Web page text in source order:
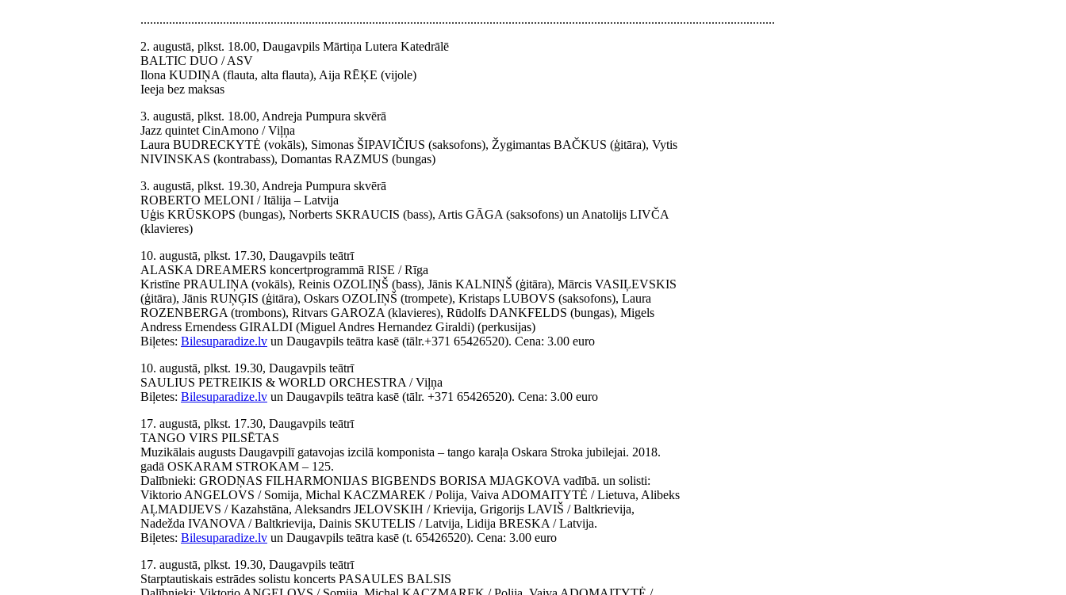
........................................................................................................................................................................................................
2. augustā, plkst. 18.00, Daugavpils Mārtiņa Lutera Katedrālē
BALTIC DUO / ASV
Ilona KUDIŅA (flauta, alta flauta), Aija RĒĶE (vijole)
Ieeja bez maksas
3. augustā, plkst. 18.00, Andreja Pumpura skvērā
Jazz quintet CinAmono / Viļņa
Laura BUDRECKYTĖ (vokāls), Simonas ŠIPAVIČIUS (saksofons), Žygimantas BAČKUS (ģitāra), Vytis
NIVINSKAS (kontrabass), Domantas RAZMUS (bungas)
3. augustā, plkst. 19.30, Andreja Pumpura skvērā
ROBERTO MELONI / Itālija – Latvija
Uģis KRŪSKOPS (bungas), Norberts SKRAUCIS (bass), Artis GĀGA (saksofons) un Anatolijs LIVČA
(klavieres)
10. augustā, plkst. 17.30, Daugavpils teātrī
ALASKA DREAMERS koncertprogrammā RISE / Rīga
Kristīne PRAULIŅA (vokāls), Reinis OZOLIŅŠ (bass), Jānis KALNIŅŠ (ģitāra), Mārcis VASIĻEVSKIS
(ģitāra), Jānis RUŅĢIS (ģitāra), Oskars OZOLIŅŠ (trompete), Kristaps LUBOVS (saksofons), Laura
ROZENBERGA (trombons), Ritvars GAROZA (klavieres), Rūdolfs DANKFELDS (bungas), Migels
Andress Ernendess GIRALDI (Miguel Andres Hernandez Giraldi) (perkusijas)
Biļetes: Bilesuparadize.lv un Daugavpils teātra kasē (tālr.+371 65426520). Cena: 3.00 euro
10. augustā, plkst. 19.30, Daugavpils teātrī
SAULIUS PETREIKIS & WORLD ORCHESTRA / Viļņa
Biļetes: Bilesuparadize.lv un Daugavpils teātra kasē (tālr. +371 65426520). Cena: 3.00 euro
17. augustā, plkst. 17.30, Daugavpils teātrī
TANGO VIRS PILSĒTAS
Muzikālais augusts Daugavpilī gatavojas izcilā komponista – tango karaļa Oskara Stroka jubilejai. 2018.
gadā OSKARAM STROKAM – 125.
Dalībnieki: GRODŅAS FILHARMONIJAS BIGBENDS BORISA MJAGKOVA vadībā. un solisti:
Viktorio ANGELOVS / Somija, Michal KACZMAREK / Polija, Vaiva ADOMAITYTĖ / Lietuva, Alibeks
AĻMADIJEVS / Kazahstāna, Aleksandrs JELOVSKIH / Krievija, Grigorijs LAVIŠ / Baltkrievija,
Nadežda IVANOVA / Baltkrievija, Dainis SKUTELIS / Latvija, Lidija BRESKA / Latvija.
Biļetes: Bilesuparadize.lv un Daugavpils teātra kasē (t. 65426520). Cena: 3.00 euro
17. augustā, plkst. 19.30, Daugavpils teātrī
Starptautiskais estrādes solistu koncerts PASAULES BALSIS